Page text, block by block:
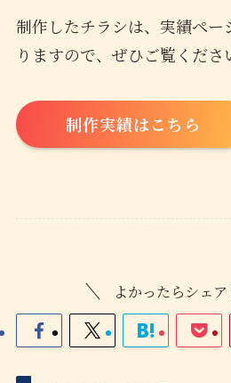
制作したチラシは、実績ペ
りますので、ぜひご覧くださ
制作実績はこちら
よかったらシェア